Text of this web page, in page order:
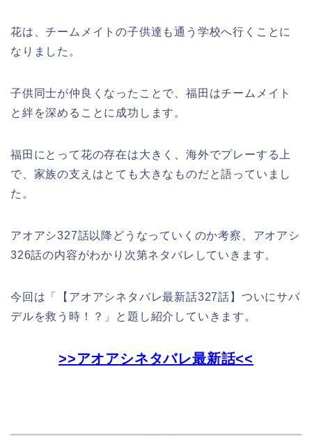
花は、チームメイトの子供達も通う学校へ行くことに
なりました。
子供同士が仲良くなったことで、福田はチームメイト
と絆を深めることに成功します。
福田にとって花の存在は大きく、海外でプレーする上
で、家族の支えはとても大きなものだと語っていまし
た。
アオアシ327話以降どうなっていくのか考察、アオアシ
326話の内容がわかり次第ネタバレしていきます。
今回は「【アオアシネタバレ最新話327話】ついにサバ
デルを救う時！？」と題し紹介していきます。
>>アオアシネタバレ最新話<<